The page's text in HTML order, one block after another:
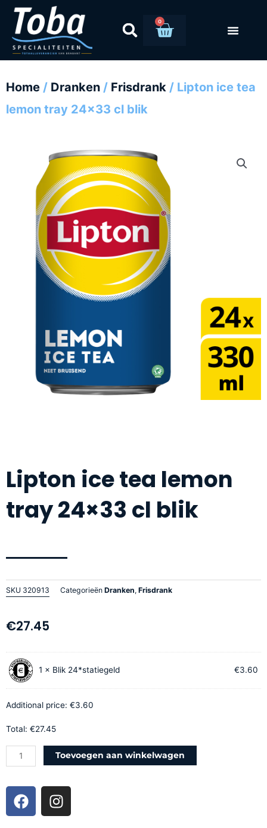
inhoud
0
Home / Dranken / Frisdrank / Lipton ice tea
lemon tray 24×33 cl blik
Lipton ice tea lemon
tray 24×33 cl blik
SKU 320913 Categorieën Dranken, Frisdrank
€27.45
1 × Blik 24*statiegeld €3.60
Additional price: €3.60
Total: €27.45
Lipton
ice
tea
lemon
24x33
cl
Toevoegen aan winkelwagen
F
a
I
n